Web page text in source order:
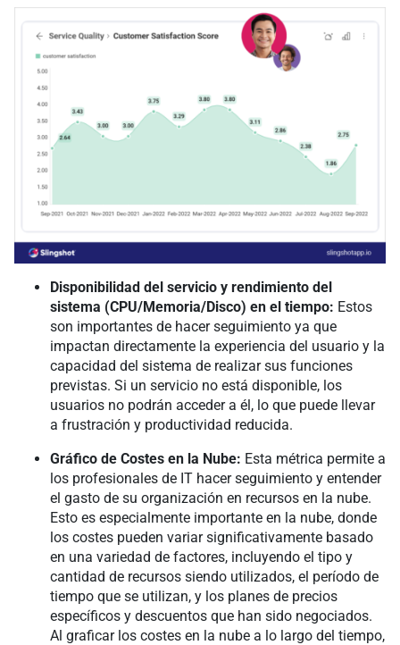
Disponibilidad del servicio y rendimiento del
sistema (CPU/Memoria/Disco) en el tiempo: Estos
son importantes de hacer seguimiento ya que
impactan directamente la experiencia del usuario y la
capacidad del sistema de realizar sus funciones
previstas. Si un servicio no está disponible, los
usuarios no podrán acceder a él, lo que puede llevar
a frustración y productividad reducida.
Gráfico de Costes en la Nube: Esta métrica permite a
los profesionales de IT hacer seguimiento y entender
el gasto de su organización en recursos en la nube.
Esto es especialmente importante en la nube, donde
los costes pueden variar significativamente basado
en una variedad de factores, incluyendo el tipo y
cantidad de recursos siendo utilizados, el período de
tiempo que se utilizan, y los planes de precios
específicos y descuentos que han sido negociados.
Al graficar los costes en la nube a lo largo del tiempo,